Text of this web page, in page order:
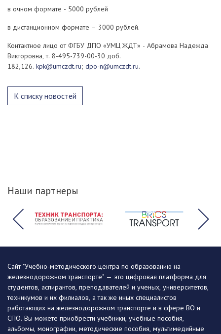
в очном формате - 5000 рублей
в дистанционном формате – 3000 рублей.
Контактное лицо от ФГБУ ДПО «УМЦ ЖДТ» - Абрамова Надежда
Викторовна, т. 8-495-739-00-30 доб.
182,126. kpk@umczdt.ru; dpo-n@umczdt.ru.
К списку новостей
Наши партнеры
Сайт "Учебно-методического центра по образованию на
железнодорожном транспорте" — это цифровая платформа для
студентов, аспирантов, преподавателей и ученых, университетов,
техникумов и их филиалов, а так же иных специалистов
работающих на железнодорожном транспорте и в сфере ВО и
СПО. Вы можете приобрести учебники, учебные пособия,
альбомы, монографии, методические пособия, мультимедийные